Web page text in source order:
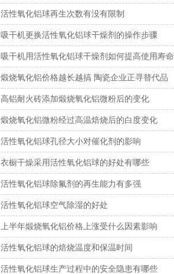
活性氧化铝球再生次数有没有限制
‌‌吸干机‌更换活性氧化铝球干燥剂的操作步骤‌‌
吸干机用活性氧化铝球干燥剂如何提高使用寿命
煅烧氧化铝价格越长越搞 陶瓷企业正寻替代品
高铝耐火砖添加煅烧氧化铝微粉后的变化
煅烧氧化铝微粉经过高温焙烧后的白度变化
活性氧化铝球孔径大小对催化剂的影响
衣橱干燥采用活性氧化铝球的好处有哪些
活性氧化铝球除氟剂的再生能力有多强
活性氧化铝球空气除湿的好处
上半年煅烧氧化铝价格上涨受什么因素影响
活性氧化铝球的焙烧温度和保温时间
活性氧化铝球生产过程中的安全隐患有哪些